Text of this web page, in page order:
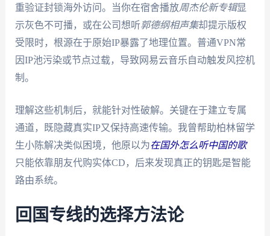
重验证封锁海外访问。当你在宿舍播放周杰伦新专辑显
示灰色不可播，或在公司想听郭德纲相声集却提示版权
受限时，根源在于原始IP暴露了地理位置。普通VPN常
因IP池污染或节点过载，导致网易云音乐自动触发风控机
制。
理解这些机制后，就能针对性破解。关键在于建立专属
通道，既隐藏真实IP又保持高速传输。我曾帮助柏林留学
生小陈解决类似困境，他原以为在国外怎么听中国的歌
只能依靠朋友代购实体CD，后来发现真正的钥匙是智能
路由系统。
回国专线的选择方法论